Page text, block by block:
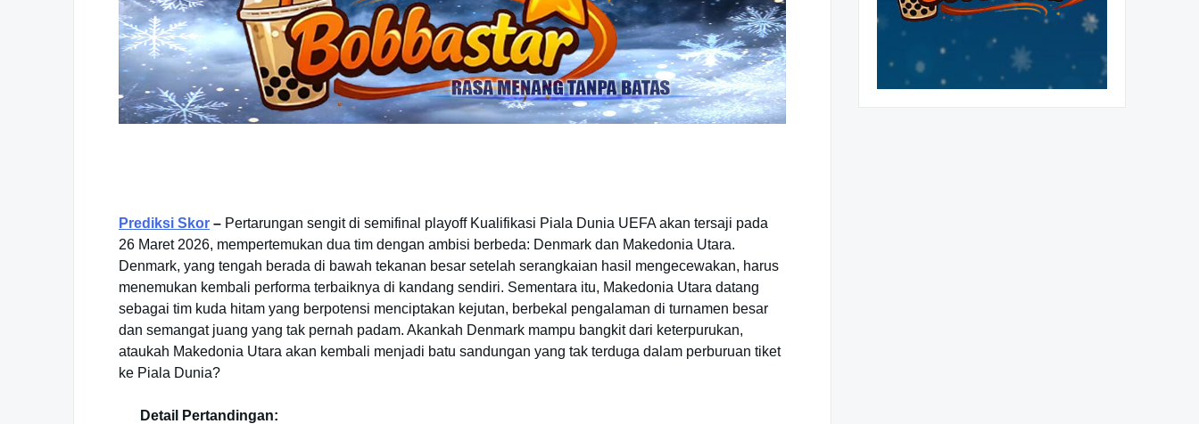
Prediksi Skor – Pertarungan sengit di semifinal playoff Kualifikasi Piala Dunia UEFA akan tersaji pada
26 Maret 2026, mempertemukan dua tim dengan ambisi berbeda: Denmark dan Makedonia Utara.
Denmark, yang tengah berada di bawah tekanan besar setelah serangkaian hasil mengecewakan, harus
menemukan kembali performa terbaiknya di kandang sendiri. Sementara itu, Makedonia Utara datang
sebagai tim kuda hitam yang berpotensi menciptakan kejutan, berbekal pengalaman di turnamen besar
dan semangat juang yang tak pernah padam. Akankah Denmark mampu bangkit dari keterpurukan,
ataukah Makedonia Utara akan kembali menjadi batu sandungan yang tak terduga dalam perburuan tiket
ke Piala Dunia?
Detail Pertandingan: